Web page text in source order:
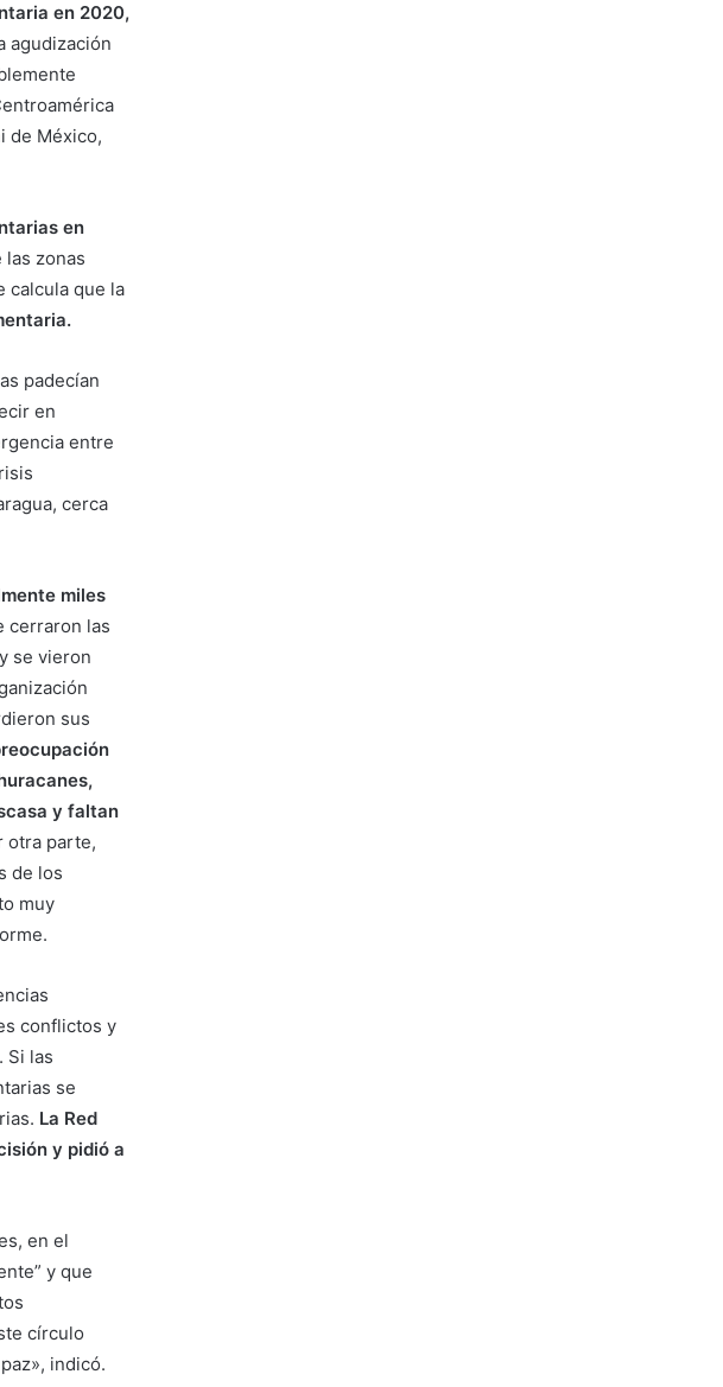
en 2020,
agudización
de México,
en
las zonas
calcula que la
padecían
en
entre
cerca
miles
cerraron las
se vieron
sus
y faltan
otra parte,
de los
muy
conflictos y
Si las
se
La Red
y pidió a
en el
y que
círculo
indicó.